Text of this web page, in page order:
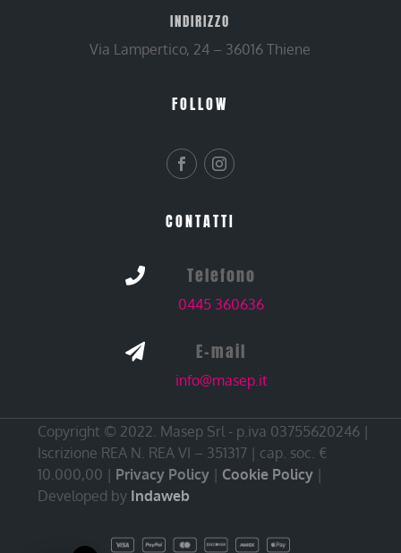
INDIRIZZO
Via Lampertico, 24 – 36016 Thiene
FOLLOW
CONTATTI
 Telefono
0445 360636
 E-mail
info@masep.it
Copyright © 2022. Masep Srl - p.iva 03755620246 |
Iscrizione REA N. REA VI – 351317 | cap. soc. €
10.000,00 | Privacy Policy | Cookie Policy |
Developed by Indaweb